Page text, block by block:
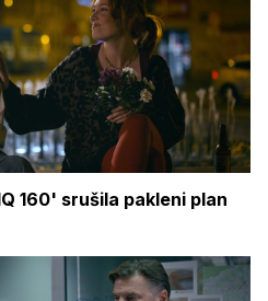
160' srušila pakleni plan